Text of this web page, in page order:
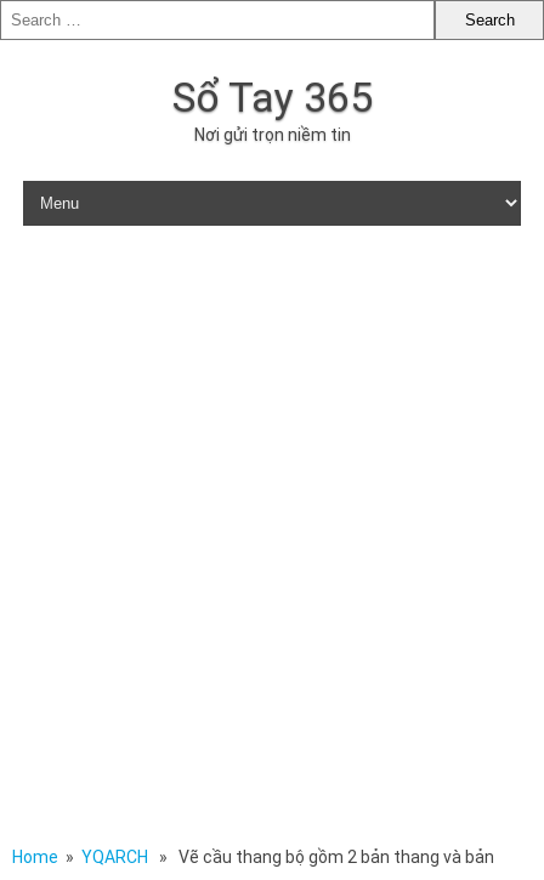
Sổ Tay 365
Nơi gửi trọn niềm tin
Skip to content
Home » YQARCH
» Vẽ cầu thang bộ gồm 2 bản thang và bản